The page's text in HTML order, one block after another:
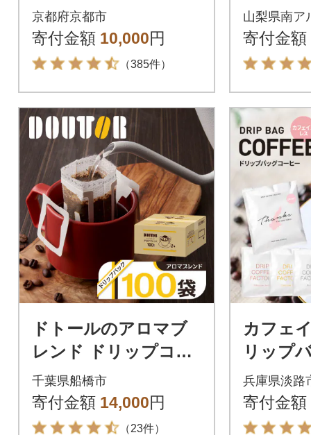
都 日本酒 飲み比べ 酒
人気セット おすすめ
ギフト
京都府京都市
寄付金額 10,000円
（385件）
クアイ
糖
山梨県南ア
寄付金額
ドトールのアロマブ
レンド ドリップコー
ヒー 100袋 ドリップ
バックコーヒー
千葉県船橋市
寄付金額 14,000円
（23件）
カフェ
リップ
ー 淡路
ット 4
み比べ
兵庫県淡路
寄付金額